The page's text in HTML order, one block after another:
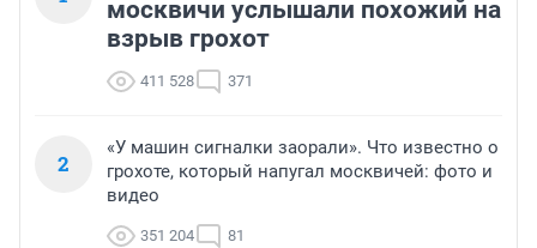
москвичи услышали похожий на
взрыв грохот
411 528 371
2
«У машин сигналки заорали». Что известно о
грохоте, который напугал москвичей: фото и
видео
351 204 81